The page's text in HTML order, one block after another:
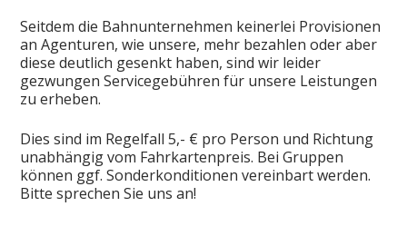
Seitdem die Bahnunternehmen keinerlei Provisionen
an Agenturen, wie unsere, mehr bezahlen oder aber
diese deutlich gesenkt haben, sind wir leider
gezwungen Servicegebühren für unsere Leistungen
zu erheben.
Dies sind im Regelfall 5,- € pro Person und Richtung
unabhängig vom Fahrkartenpreis. Bei Gruppen
können ggf. Sonderkonditionen vereinbart werden.
Bitte sprechen Sie uns an!